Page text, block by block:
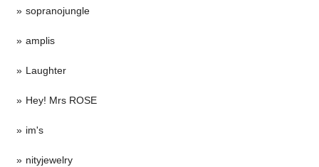
sopranojungle
amplis
Laughter
Hey! Mrs ROSE
im's
nityjewelry